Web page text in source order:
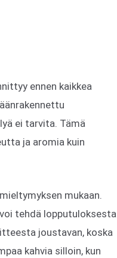
ennen kaikkea
ei tarvita. Tämä
ja aromia kuin
mukaan.
tehdä lopputuloksesta
joustavan, koska
kahvia silloin, kun